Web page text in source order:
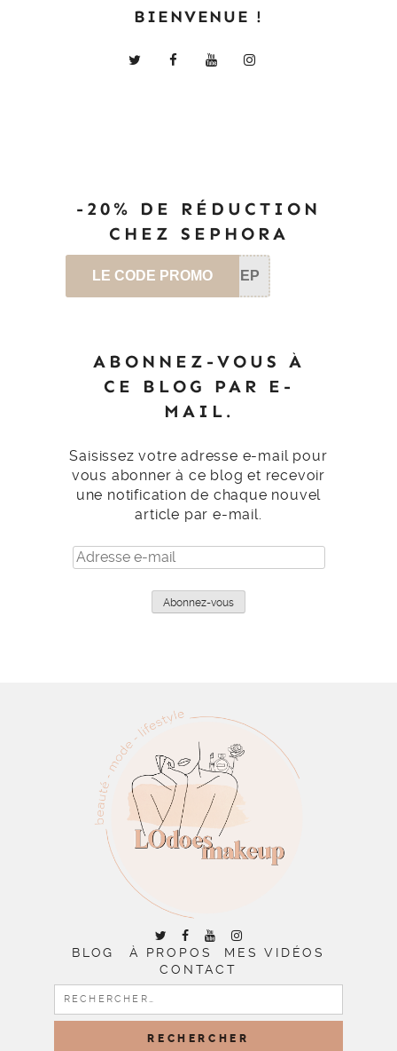
BIENVENUE !
-20% DE RÉDUCTION
CHEZ SEPHORA
LE CODE PROMO SEP
ABONNEZ-VOUS À
CE BLOG PAR E-
MAIL.
Saisissez votre adresse e-mail pour
vous abonner à ce blog et recevoir
une notification de chaque nouvel
article par e-mail.
Adresse
e-
Abonnez-vous
BLOG À PROPOS
MES VIDÉOS
CONTACT
RECHERCHER :